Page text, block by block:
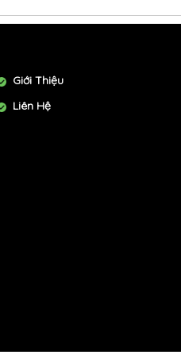
Giới Thiệu
Liên Hệ